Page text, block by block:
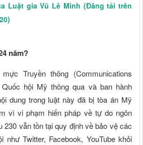
Luật gia Vũ Lê Minh (Đăng tải trên
năm?
Truyền thông (Communications
hội Mỹ thông qua và ban hành
dung trong luật này đã bị tòa án Mỹ
vì vi phạm hiến pháp về tự do ngôn
230 vẫn tồn tại quy định về bảo vệ các
như Twitter, Facebook, YouTube khỏi